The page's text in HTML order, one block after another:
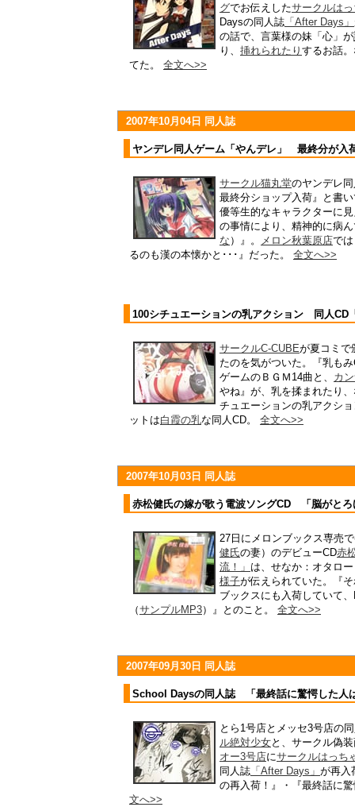
グでお伝えしたサークルは
Daysの同人誌 「After Days」
の話で、言葉様の妹「心」が
り、 挿れられたり するお話
てた。 全文へ>>
2007年10月04日 同人誌
ヤンデレ同人ゲーム「やんデレ」 最終分が入
サークル猫丸堂のヤンデレ
最終分ショップ入荷』と書
優等生的なキャラクターに
の事情により、精神的に病
な ）』。 メロン秋葉原店で
るのも漢の本懐かと･･･』だった。 全文へ>>
100シチュエーションの乳アクション 同人CD
サークルC-CUBEが夏コミで
たのを気がついた。『乳も
ゲームのＢＧＭ14曲と、 カ
やね』が、乳を揉まれたり
チュエーションの乳アクシ
ットは白霞の乳な同人CD。 全文へ>>
2007年10月03日 同人誌
赤松健氏の嫁が歌う電波ソングCD 「脳がとろ
27日にメロンブックス専売
健氏の妻）のデビューCD赤
流！」 は、せなか：オタロ
様子が伝えられていた。『
ブックスにも入荷していて
（サンプルMP3）』とのこと。 全文へ>>
2007年09月30日 同人誌
School Daysの同人誌 「最終話に驚愕した人
とら1号店とメッセ3号店の
ル絶対少女と、サークル偽
オー3号店にサークルはっち
同人誌 「After Days」 が再入
の再入荷！』・『最終話に
文へ>>